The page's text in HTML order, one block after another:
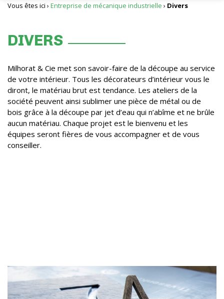
Vous êtes ici › Entreprise de mécanique industrielle › Divers
DIVERS
Milhorat & Cie met son savoir-faire de la découpe au service
de votre intérieur. Tous les décorateurs d’intérieur vous le
diront, le matériau brut est tendance. Les ateliers de la
société peuvent ainsi sublimer une pièce de métal ou de
bois grâce à la découpe par jet d’eau qui n’abîme et ne brûle
aucun matériau. Chaque projet est le bienvenu et les
équipes seront fières de vous accompagner et de vous
conseiller.